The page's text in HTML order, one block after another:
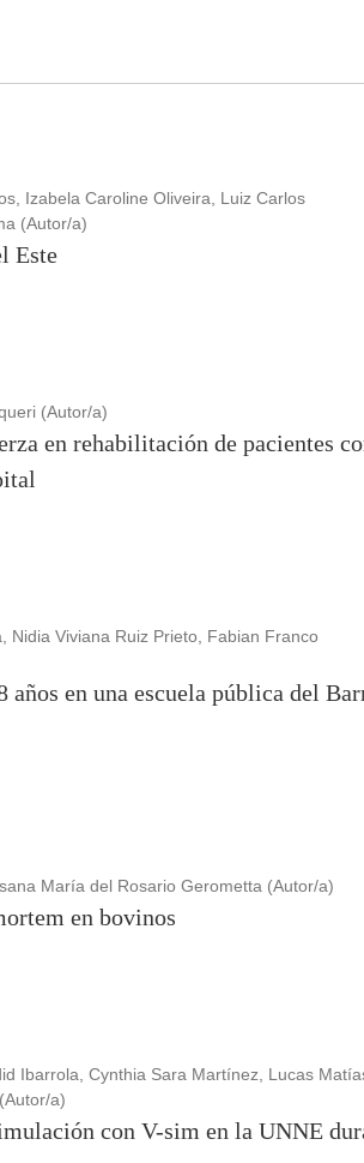
Izabela Caroline Oliveira, Luiz Carlos
(Autor/a)
Este
(Autor/a)
en rehabilitación de pacientes
Nidia Viviana Ruiz Prieto, Fabian Franco
años en una escuela pública del
María del Rosario Gerometta (Autor/a)
en bovinos
Ibarrola, Cynthia Sara Martínez, Lucas
a)
con V-sim en la UNNE